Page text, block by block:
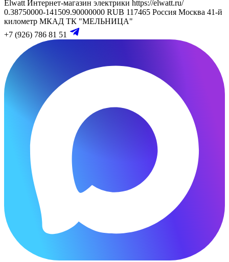
Elwatt Интернет-магазин электрики https://elwatt.ru/
0.38750000-141509.90000000 RUB 117465 Россия Москва 41-й
километр МКАД ТК "МЕЛЬНИЦА"
+7 (926) 786 81 51